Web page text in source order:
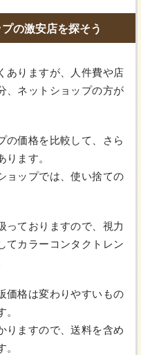
の激安店を探そう
ありますが、人件費や店
、ネットショップの方が
の価格を比較して、さら
ます。
ョップでは、使い捨ての
っておりますので、視力
てカラーコンタクトレン
価格は変わりやすいもの
りますので、送料を含め